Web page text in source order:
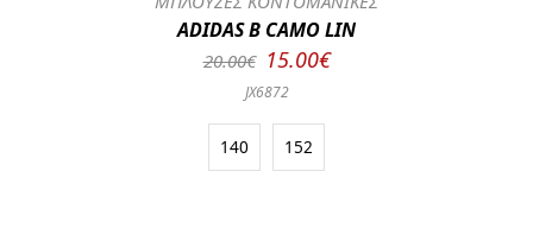
ADIDAS B CAMO LIN
20.00€ 15.00€
JX6872
140 152